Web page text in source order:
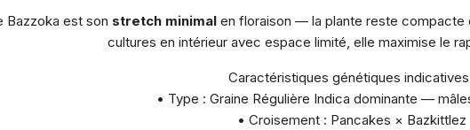
Bazzoka est son stretch minimal en floraison — la plante reste compacte
cultures en intérieur avec espace limité, elle maximise le
Caractéristiques génétiques
• Type : Graine Régulière Indica dominante —
• Croisement : Pancakes × Bazkittlez